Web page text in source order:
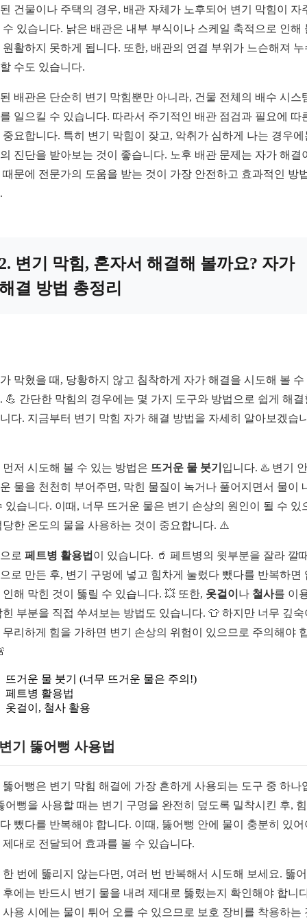
건물이나 주택의 경우, 배관 자체가 노후되어 변기 막힘이 자
수 있습니다. 낡은 배관은 내부 부식이나 스케일 축적으로 인해
원활하지 못하게 됩니다. 또한, 배관의 연결 부위가 느슨해져 누
수도 있습니다.
배관은 단순히 변기 막힘뿐만 아니라, 건물 전체의 배수 시스
일으킬 수 있습니다. 따라서 주기적인 배관 점검과 필요에 따
중요합니다. 특히 변기 막힘이 잦고, 악취가 심하게 나는 경우에
진단을 받아보는 것이 좋습니다. 노후 배관 문제는 자가 해결
때문에 전문가의 도움을 받는 것이 가장 안전하고 효과적인 방
변기 막힘, 혼자서 해결해 볼까요? 자가
결 방법 총정리
막혔을 때, 당황하지 않고 침착하게 자가 해결을 시도해 볼 수
💪 간단한 막힘의 경우에는 몇 가지 도구와 방법으로 쉽게 해결
다. 지금부터 변기 막힘 자가 해결 방법을 자세히 알아보겠습
먼저 시도해 볼 수 있는 방법은 뜨거운 물 붓기 입니다. ♨️ 변기
물을 천천히 부어주면, 막힌 물질이 녹거나 풀어지면서 물이
있습니다. 이때, 너무 뜨거운 물은 변기 손상의 원인이 될 수 있
당한 온도의 물을 사용하는 것이 중요합니다. ⚠️
로 페트병 활용법 이 있습니다. 🥤 페트병의 윗부분을 잘라 깔
로 만든 후, 변기 구멍에 넣고 힘차게 눌렀다 뺐다를 반복하면
인해 막힌 것이 뚫릴 수 있습니다. 💥 또한, 옷걸이 나 철사를 이
힌 부분을 직접 쑤셔보는 방법도 있습니다. 👕 하지만 너무 깊숙
무리하게 힘을 가하면 변기 손상의 위험이 있으므로 주의해야
뜨거운 물 붓기 (너무 뜨거운 물은 주의!)
페트병 활용법
옷걸이, 철사 활용
기 뚫어뻥 사용법
뚫어뻥은 변기 막힘 해결에 가장 흔하게 사용되는 도구 중 하나
어뻥을 사용할 때는 변기 구멍을 완전히 덮도록 밀착시킨 후,
뺐다를 반복해야 합니다. 이때, 뚫어뻥 안에 물이 충분히 있어
제대로 전달되어 효과를 볼 수 있습니다.
한 번에 뚫리지 않는다면, 여러 번 반복해서 시도해 보세요. 뚫
후에는 반드시 변기 물을 내려 제대로 뚫렸는지 확인해야 합니
사용 시에는 물이 튀어 오를 수 있으므로 보호 장비를 착용하는